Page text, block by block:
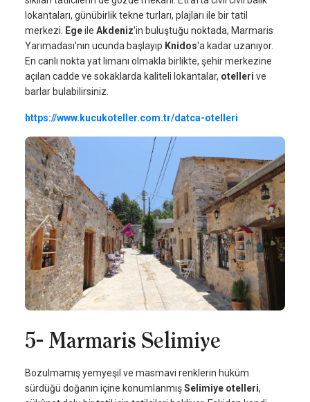
lokantaları, günübirlik tekne turları, plajları ile bir tatil
merkezi. Egeile Akdeniz'in buluştuğu noktada, Marmaris
Yarımadası'nın ucunda başlayıp Knidos'a kadar uzanıyor.
En canlı nokta yat limanı olmakla birlikte, şehir merkezine
açılan cadde ve sokaklarda kaliteli lokantalar, otelleri ve
barlar bulabilirsiniz.
https://www.kucukoteller.com.tr/datca-otelleri
5- Marmaris Selimiye
Bozulmamış yemyeşil ve masmavi renklerin hüküm
sürdüğü doğanın içine konumlanmışSelimiye otelleri,